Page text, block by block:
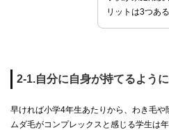
リットは3つある
2-1.自分に自身が持てるよう
早ければ小学4年生あたりから、わき毛や
ムダ毛がコンプレックスと感じる学生は